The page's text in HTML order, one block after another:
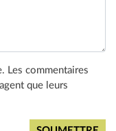
Les commentaires
que leurs